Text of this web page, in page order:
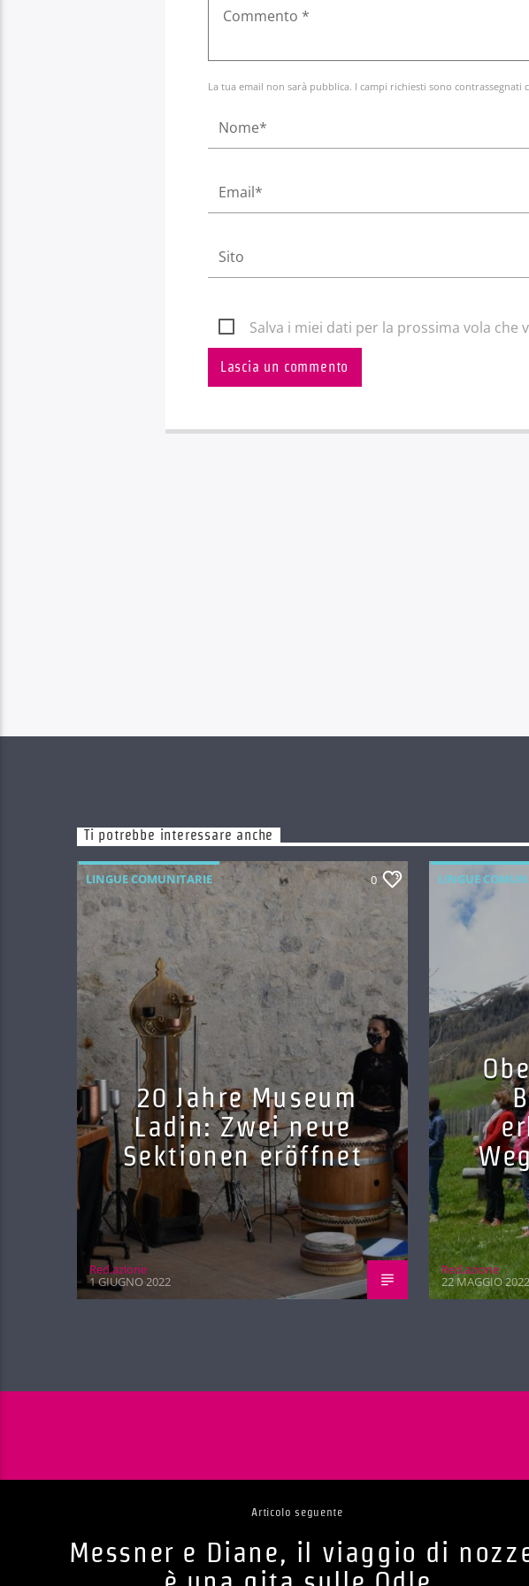
La tua email non sarà pubblica. I campi richiesti sono contrassegnati
Salva i miei dati per la prossima vola che
Ti potrebbe interessare anche
LINGUE COMUNITARIE 0
20 Jahre Museum
Ladin: Zwei neue
Sektionen eröffnet
Red.azione
1 GIUGNO 2022
LINGUE
Red.azione
22 MAGGIO 2022
Articolo seguente
Messner e Diane, il viaggio di